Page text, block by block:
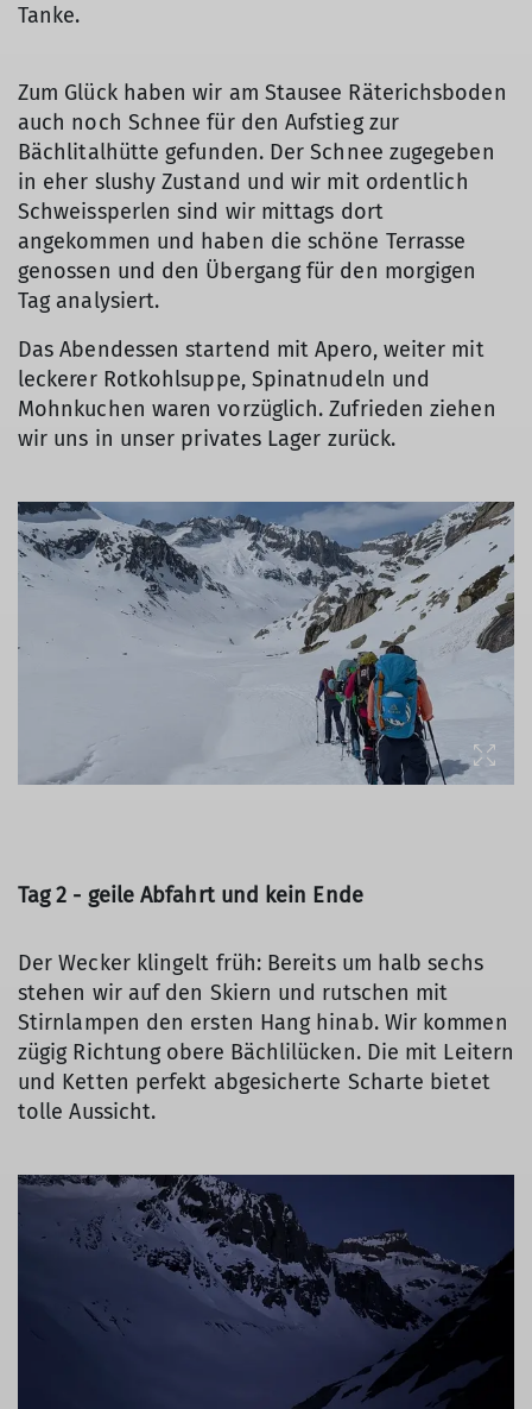
Tanke.
Zum Glück haben wir am Stausee Räterichsboden
auch noch Schnee für den Aufstieg zur
Bächlitalhütte gefunden. Der Schnee zugegeben
in eher slushy Zustand und wir mit ordentlich
Schweissperlen sind wir mittags dort
angekommen und haben die schöne Terrasse
genossen und den Übergang für den morgigen
Tag analysiert.
Das Abendessen startend mit Apero, weiter mit
leckerer Rotkohlsuppe, Spinatnudeln und
Mohnkuchen waren vorzüglich. Zufrieden ziehen
wir uns in unser privates Lager zurück.
Tag 2 - geile Abfahrt und kein Ende
Der Wecker klingelt früh: Bereits um halb sechs
stehen wir auf den Skiern und rutschen mit
Stirnlampen den ersten Hang hinab. Wir kommen
zügig Richtung obere Bächlilücken. Die mit Leitern
und Ketten perfekt abgesicherte Scharte bietet
tolle Aussicht.